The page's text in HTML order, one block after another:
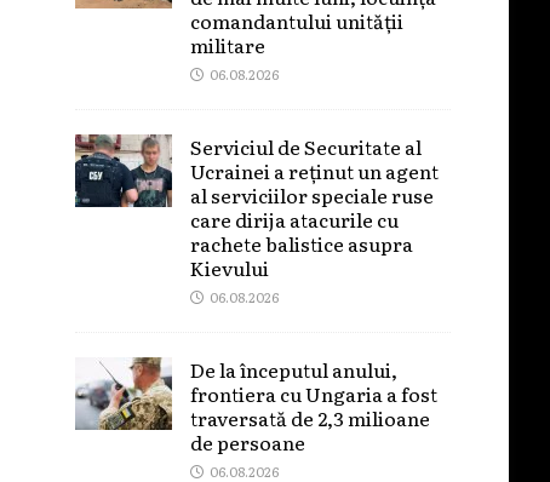
comandantului unității
militare
06.08.2026
Serviciul de Securitate al
Ucrainei a reținut un agent
al serviciilor speciale ruse
care dirija atacurile cu
rachete balistice asupra
Kievului
06.08.2026
De la începutul anului,
frontiera cu Ungaria a fost
traversată de 2,3 milioane
de persoane
06.08.2026